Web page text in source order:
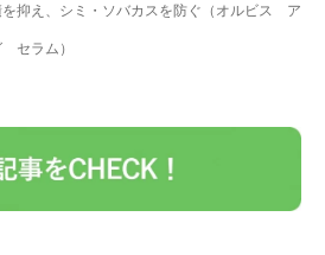
抑え、シミ・ソバカスを防ぐ（オルビス ア
セラム）